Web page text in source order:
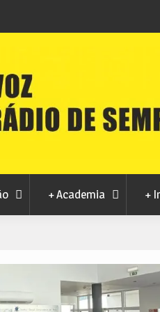
três títulos europeus de Brazilian
+ Academia +